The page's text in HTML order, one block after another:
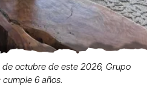
de octubre de este 2026, Grupo
cumple 6 años.